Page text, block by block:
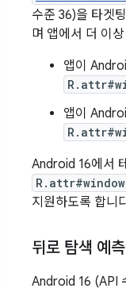
수준 36)을 타겟
며 앱에서 더 이
앱이
앱이
Android 16에서
지원하도록 합니
뒤로 탐색 예
Android 16 (API